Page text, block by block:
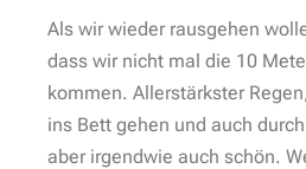
Als wir wieder rausgehen
dass wir nicht mal die 10
kommen. Allerstärkster
ins Bett gehen und auch
aber irgendwie auch schön.